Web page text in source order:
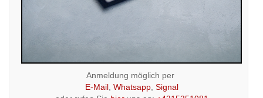
Anmeldung möglich per
E-Mail, Whatsapp, Signal